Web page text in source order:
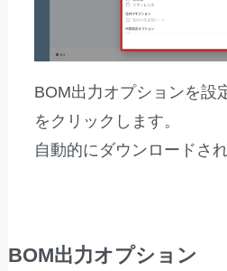
BOM出力オプションを設
をクリックします。
自動的にダウンロードされ
BOM出力オプション